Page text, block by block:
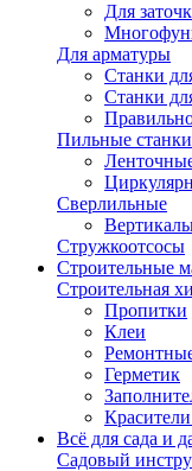
Для
Для арматуры
Станки
Станки
Пильные станки
Сверлильные
Стружкоотсосы
Строительные
Строительная
Пропитки
Клеи
Герметик
Всё для сада и
Садовый